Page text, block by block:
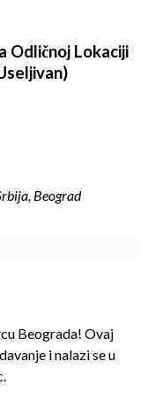
Odličnoj Lokaciji
Beograd
Beograda! Ovaj
i nalazi se u